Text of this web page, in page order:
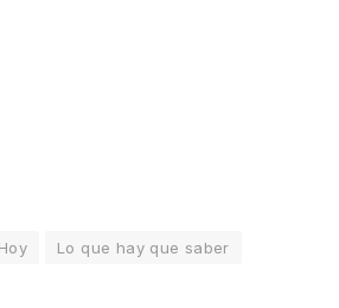
Hoy Lo que hay que saber